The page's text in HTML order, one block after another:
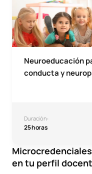
Neuroeducación
conducta y
Duración:
25 horas
en tu perfil